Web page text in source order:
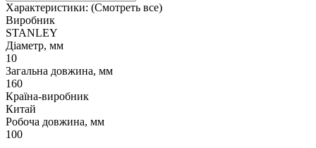
Характеристики: (Смотреть все)
Виробник
STANLEY
Діаметр, мм
10
Загальна довжина, мм
160
Країна-виробник
Китай
Робоча довжина, мм
100